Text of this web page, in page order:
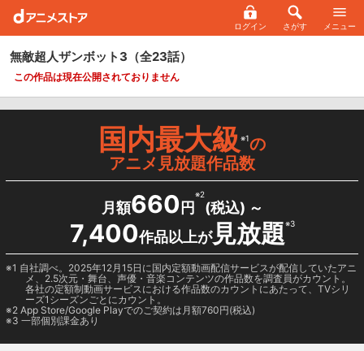
ログイン さがす メニュー
無敵超人ザンボット3 （全23話）
この作品は現在公開されておりません
国内最大級※1の
アニメ見放題作品数
月額660 円
※2
(税込) ～
7,400作品以上が見放題※3
1 自社調べ。2025年12月15日に国内定額動画配信サービスが配信していたアニ
メ、2.5次元・舞台、声優・音楽コンテンツの作品数を調査員がカウント。
各社の定額制動画サービスにおける作品数のカウントにあたって、TVシリ
ーズ1シーズンごとにカウント。
2 App Store/Google Playでのご契約は月額760円(税込)
3 一部個別課金あり